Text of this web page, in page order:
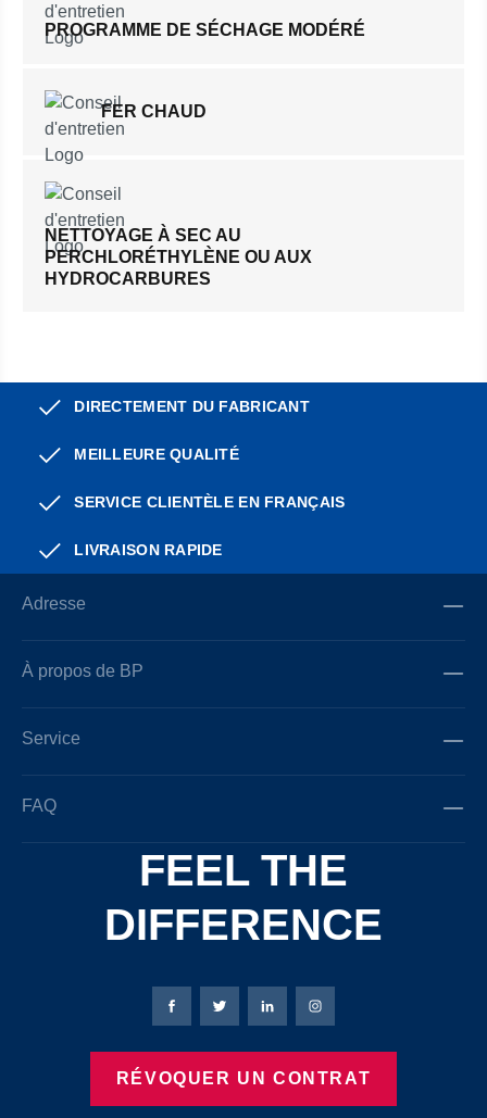
PROGRAMME DE SÉCHAGE MODÉRÉ
FER CHAUD
NETTOYAGE À SEC AU
PERCHLORÉTHYLÈNE OU AUX
HYDROCARBURES
DIRECTEMENT DU FABRICANT
MEILLEURE QUALITÉ
SERVICE CLIENTÈLE EN FRANÇAIS
LIVRAISON RAPIDE
Adresse
À propos de BP
Service
FAQ
FEEL THE
DIFFERENCE
Page Facebook de Bierbaum-Proenen
Page X de Bierbaum-Proenen
Page LinkedIn de
Page Instagram de
RÉVOQUER UN CONTRAT